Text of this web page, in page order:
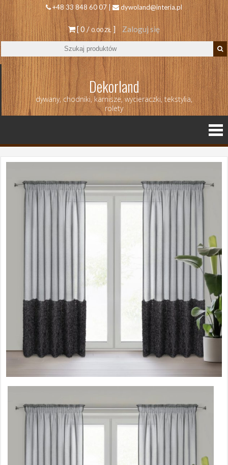
+48 33 848 60 07 | dywoland@interia.pl
[ 0 /0.00 ZŁ ] Zaloguj się
Dekorland
dywany, chodniki, karnisze, wycieraczki, tekstylia,
rolety